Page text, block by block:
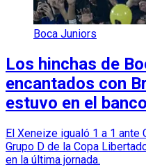
Boca Juniors
Los hinchas de
encantados con
estuvo en el
El Xeneize igualó 1 a 1 ante
Grupo D de la Copa
en la última jornada.